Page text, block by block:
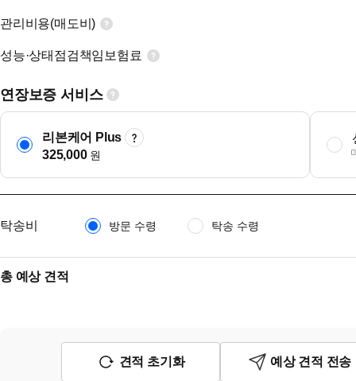
관리비용(매도비)
성능·상태점검책임보험료
연장보증 서비스
리본케어 Plus
325,000원
탁송비 방문 수령 탁송 수령
총 예상 견적
견적 초기화 예상 견적 전송